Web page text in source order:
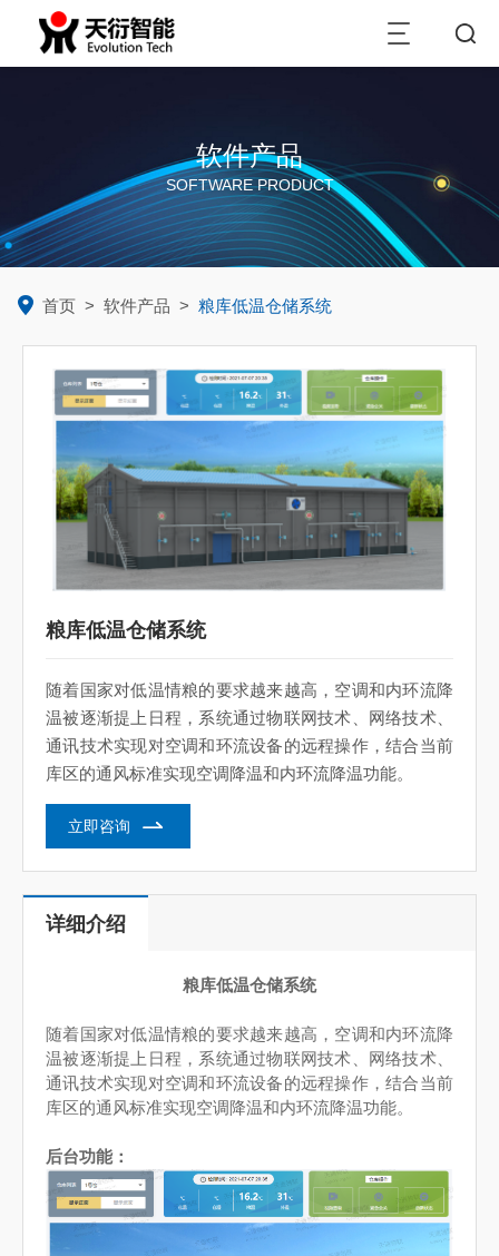
软件产品
SOFTWARE PRODUCT
首页 >软件产品 >粮库低温仓储系统
粮库低温仓储系统
随着国家对低温情粮的要求越来越高，空调和内环流降
温被逐渐提上日程，系统通过物联网技术、网络技术、
通讯技术实现对空调和环流设备的远程操作，结合当前
库区的通风标准实现空调降温和内环流降温功能。
立即咨询
详细介绍
粮库低温仓储系统
随着国家对低温情粮的要求越来越高，空调和内环流降
温被逐渐提上日程，系统通过物联网技术、网络技术、
通讯技术实现对空调和环流设备的远程操作，结合当前
库区的通风标准实现空调降温和内环流降温功能。
后台功能：